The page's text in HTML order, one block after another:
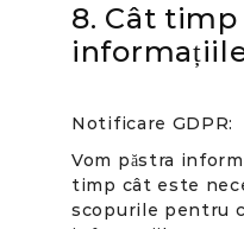
8. Cât timp
Notificare GDPR:
Vom păstra
timp cât este
scopurile pentru